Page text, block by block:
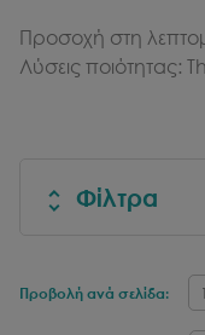
Προσοχή στη
Λύσεις ποιότητας:
Φίλτρα
Προβολή ανά σελίδα: